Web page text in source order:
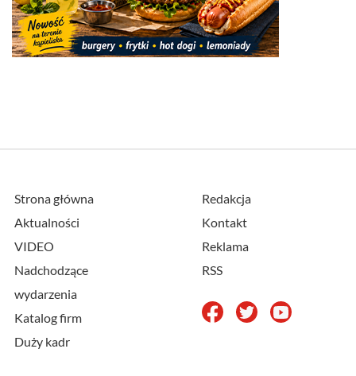
Strona główna
Aktualności
VIDEO
Nadchodzące
wydarzenia
Katalog firm
Duży kadr
Redakcja
Kontakt
Reklama
RSS